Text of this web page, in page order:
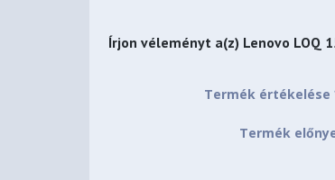
Írjon véleményt a(z) Lenovo LOQ
Termék értékelése
Termék